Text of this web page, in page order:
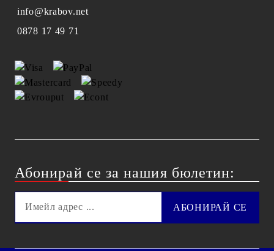
info@krabov.net
0878 17 49 71
Абонирай се за нашия бюлетин: